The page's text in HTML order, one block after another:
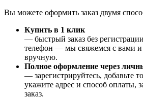
Вы можете оформить заказ двумя
Купить в 1 клик
— быстрый заказ без
телефон — мы свяжемся с вами и
вручную.
Полное оформление через
— зарегистрируйтесь, добавьте
укажите адрес и способ оплаты,
заказ.